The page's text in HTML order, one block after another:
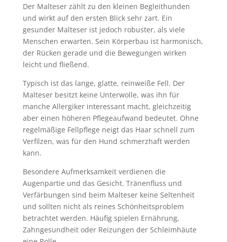
Der Malteser zählt zu den kleinen Begleithunden
und wirkt auf den ersten Blick sehr zart. Ein
gesunder Malteser ist jedoch robuster, als viele
Menschen erwarten. Sein Körperbau ist harmonisch,
der Rücken gerade und die Bewegungen wirken
leicht und fließend.
Typisch ist das lange, glatte, reinweiße Fell. Der
Malteser besitzt keine Unterwolle, was ihn für
manche Allergiker interessant macht, gleichzeitig
aber einen höheren Pflegeaufwand bedeutet. Ohne
regelmäßige Fellpflege neigt das Haar schnell zum
Verfilzen, was für den Hund schmerzhaft werden
kann.
Besondere Aufmerksamkeit verdienen die
Augenpartie und das Gesicht. Tränenfluss und
Verfärbungen sind beim Malteser keine Seltenheit
und sollten nicht als reines Schönheitsproblem
betrachtet werden. Häufig spielen Ernährung,
Zahngesundheit oder Reizungen der Schleimhäute